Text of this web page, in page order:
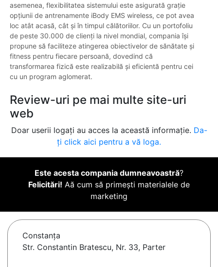
asemenea, flexibilitatea sistemului este asigurată grație
opțiunii de antrenamente iBody EMS wireless, ce pot avea
loc atât acasă, cât și în timpul călătoriilor. Cu un portofoliu
de peste 30.000 de clienți la nivel mondial, compania își
propune să faciliteze atingerea obiectivelor de sănătate și
fitness pentru fiecare persoană, dovedind că
transformarea fizică este realizabilă și eficientă pentru cei
cu un program aglomerat.
Review-uri pe mai multe site-uri
web
Doar userii logați au acces la această informație. Da-
ți click aici pentru a vă loga.
Este acesta compania dumneavoastră?
Felicitări! Aă cum să primești materialele de
marketing
Constanţa
Str. Constantin Bratescu, Nr. 33, Parter